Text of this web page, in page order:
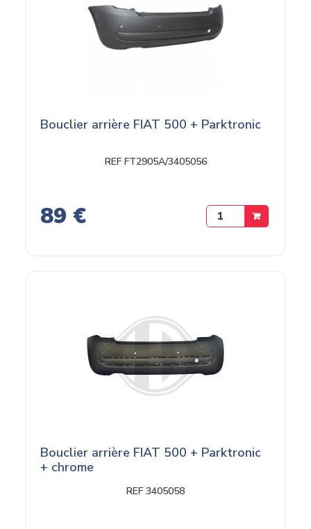
Bouclier arrière FIAT 500 + Parktronic
REF FT2905A/3405056
89 €
Bouclier arrière FIAT 500 + Parktronic
+ chrome
REF 3405058